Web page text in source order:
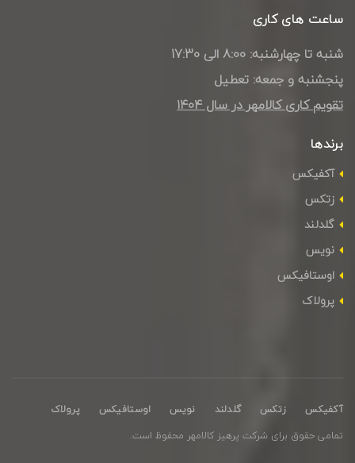
ساعت های کاری
شنبه تا چهارشنبه: 8:00 الی 17:30
پنجشنبه و جمعه: تعطیل
تقویم کاری کالامهر در سال ۱۴۰4
برندها
آکفیکس
زتکس
گلدلند
نویس
اوستافیکس
پرولاک
آکفیکس زتکس گلدلند نویس اوستافیکس
پرولاک
تمامی حقوق برای شرکت پرهیز کالامهر محفوظ است.